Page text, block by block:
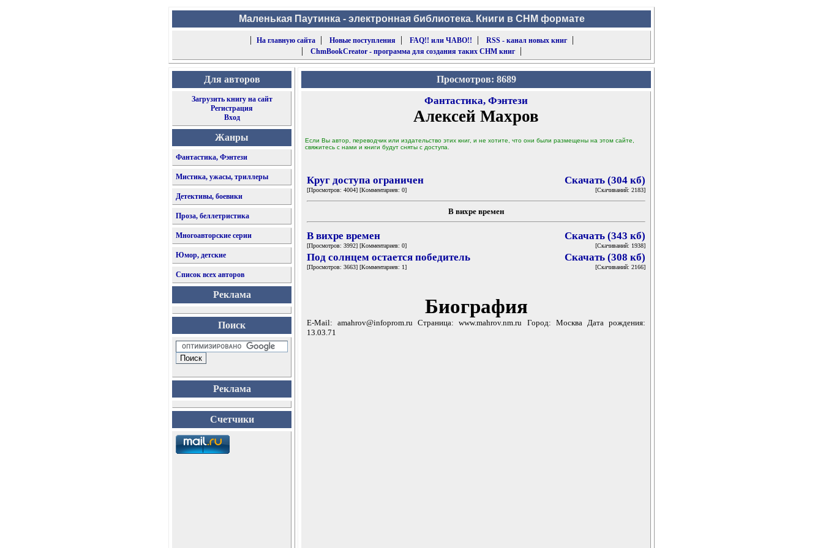
Маленькая Паутинка - электронная библиотека. Книги в CHM формате
|
На главную сайта| Новые поступления | FAQ!! или ЧАВО!! | RSS - канал новых книг|
|
ChmBookCreator - программа для создания таких CHM книг|
Для авторов
Загрузить книгу на сайт
Регистрация
Вход
Жанры
Фантастика, Фэнтези
Мистика, ужасы, триллеры
Детективы, боевики
Проза, беллетристика
Многоавторские серии
Юмор, детские
Список всех авторов
Реклама
Поиск
Реклама
Счетчики
Просмотров: 8689
Фантастика, Фэнтези
Алексей Махров
Если Вы автор, переводчик или издательство этих книг, и не хотите, что они были размещены на этом сайте,
свяжитесь с нами и книги будут сняты с доступа.
Круг доступа ограничен
[Просмотров: 4004] [Комментариев: 0]
Скачать (304 кб)
[Скачиваний: 2183]
В вихре времен
В вихре времен
[Просмотров: 3992] [Комментариев: 0]
Скачать (343 кб)
[Скачиваний: 1938]
Под солнцем остается победитель
[Просмотров: 3663] [Комментариев: 1]
Скачать (308 кб)
[Скачиваний: 2166]
Биография
E-Mail: amahrov@infoprom.ru Страница: www.mahrov.nm.ru Город: Москва Дата рождения:
13.03.71